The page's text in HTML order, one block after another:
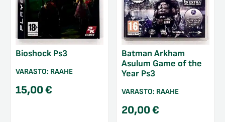
Bioshock Ps3
VARASTO: RAAHE
15,00€
Batman Arkham
Asulum Game of the
Year Ps3
VARASTO: RAAHE
20,00€